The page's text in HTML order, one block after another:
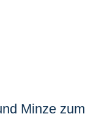
Minze zum